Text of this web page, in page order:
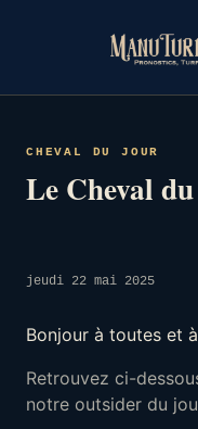
CHEVAL DU JOUR
Le Cheval
jeudi 22 mai 2025
Bonjour à toutes et
Retrouvez ci-
notre outsider du